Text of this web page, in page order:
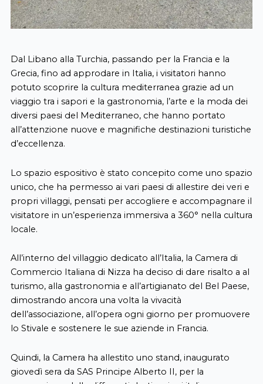
Dal Libano alla Turchia, passando per la Francia e la
Grecia, fino ad approdare in Italia, i visitatori hanno
potuto scoprire la cultura mediterranea grazie ad un
viaggio tra i sapori e la gastronomia, l’arte e la moda dei
diversi paesi del Mediterraneo, che hanno portato
all’attenzione nuove e magnifiche destinazioni turistiche
d’eccellenza.
Lo spazio espositivo è stato concepito come uno spazio
unico, che ha permesso ai vari paesi di allestire dei veri e
propri villaggi, pensati per accogliere e accompagnare il
visitatore in un’esperienza immersiva a 360° nella cultura
locale.
All’interno del villaggio dedicato all’Italia, la Camera di
Commercio Italiana di Nizza ha deciso di dare risalto a al
turismo, alla gastronomia e all’artigianato del Bel Paese,
dimostrando ancora una volta la vivacità
dell’associazione, all’opera ogni giorno per promuovere
lo Stivale e sostenere le sue aziende in Francia.
Quindi, la Camera ha allestito uno stand, inaugurato
giovedì sera da SAS Principe Alberto II, per la